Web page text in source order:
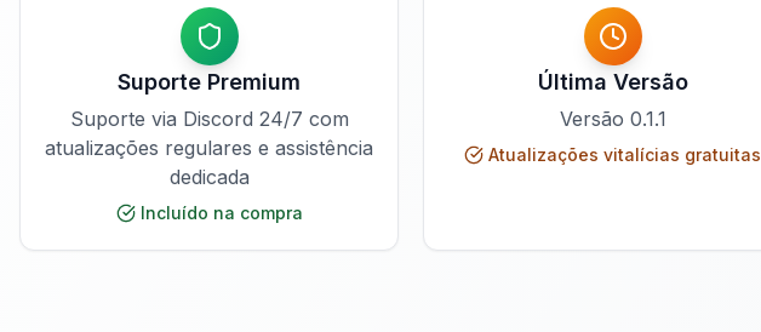
Suporte Premium
Suporte via Discord 24/7 com
atualizações regulares e assistência
dedicada
Incluído na compra
Última Versão
Versão 0.1.1
Atualizações vitalícias gratuitas